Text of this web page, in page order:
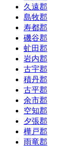
久遠郡
島牧郡
寿都郡
磯谷郡
虻田郡
岩内郡
古宇郡
積丹郡
古平郡
余市郡
空知郡
夕張郡
樺戸郡
雨竜郡